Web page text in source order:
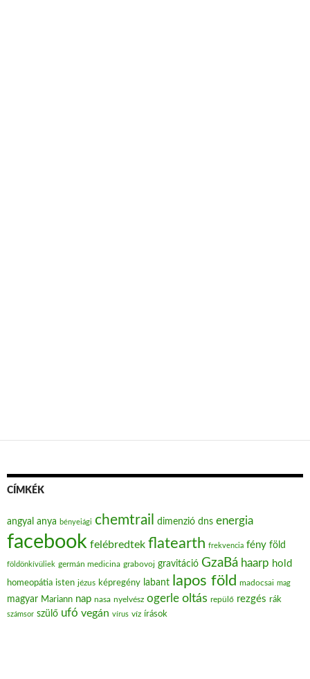
CÍMKÉK
angyal anya bényeiági chemtrail dimenzió dns energia
facebook felébredtek flatearth frekvencia fény föld
földönkívüliek germán medicina grabovoj gravitáció GzaBá haarp hold
homeopátia isten jézus képregény labant lapos föld madocsai mag
magyar Mariann nap nasa nyelvész ogerle oltás repülő rezgés rák
számsor szülő ufó vegán vírus víz írások